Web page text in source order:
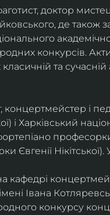
доктор
де також
конкурсів.
та
концертмейстер і
і Харківський
Євгенії
кафедрі
Івана
конкурсу